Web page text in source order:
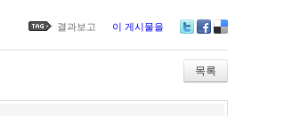
결과보고 이 게시물을
목록